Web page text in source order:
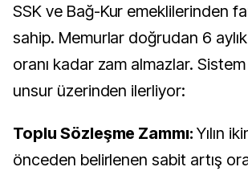
SSK ve Bağ-Kur emeklilerinden
sahip. Memurlar doğrudan 6
oranı kadar zam almazlar.
unsur üzerinden ilerliyor:
Toplu Sözleşme Zammı:Yılın
önceden belirlenen sabit artış